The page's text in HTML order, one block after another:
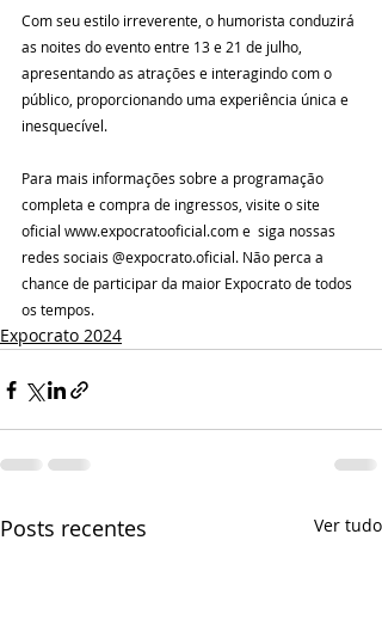
Com seu estilo irreverente, o humorista conduzirá
as noites do evento entre 13 e 21 de julho,
apresentando as atrações e interagindo com o
público, proporcionando uma experiência única e
inesquecível.
Para mais informações sobre a programação
completa e compra de ingressos, visite o site
oficial www.expocratooficial.com e  siga nossas
redes sociais @expocrato.oficial. Não perca a
chance de participar da maior Expocrato de todos
os tempos.
Expocrato 2024
Posts recentes Ver tudo